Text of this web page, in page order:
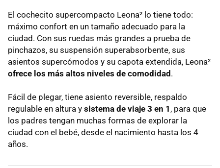
El cochecito supercompacto Leona² lo tiene todo:
máximo confort en un tamaño adecuado para la
ciudad. Con sus ruedas más grandes a prueba de
pinchazos, su suspensión superabsorbente, sus
asientos supercómodos y su capota extendida, Leona²
ofrece los más altos niveles de comodidad.
Fácil de plegar, tiene asiento reversible, respaldo
regulable en altura y sistema de viaje 3 en 1 , para que
los padres tengan muchas formas de explorar la
ciudad con el bebé, desde el nacimiento hasta los 4
años.